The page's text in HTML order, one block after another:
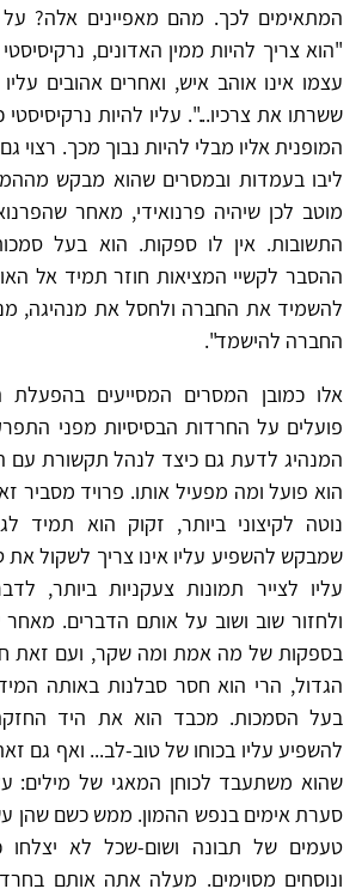
המתאימים לכך. מהם מאפיינים אלה? על
"הוא צריך להיות ממין האדונים,
עצמו אינו אוהב איש, ואחרים אהובים
ששרתו את צרכיו...". עליו להיות
המופנית אליו מבלי להיות נבוך מכך. רצוי
ליבו בעמדות ובמסרים שהוא מבקש
מוטב לכן שיהיה פרנואידי, מאחר
התשובות. אין לו ספקות. הוא בעל
ההסבר לקשיי המציאות חוזר תמיד אל
להשמיד את החברה ולחסל את מנהיגה,
החברה להישמד".
אלו כמובן המסרים המסייעים
פועלים על החרדות הבסיסיות מפני
המנהיג לדעת גם כיצד לנהל תקשורת עם
הוא פועל ומה מפעיל אותו. פרויד מסביר
נוטה לקיצוני ביותר, זקוק הוא תמיד
שמבקש להשפיע עליו אינו צריך לשקול את
עליו לצייר תמונות צעקניות ביותר,
ולחזור שוב ושוב על אותם הדברים. מאחר
בספקות של מה אמת ומה שקר, ועם זאת
הגדול, הרי הוא חסר סבלנות באותה
בעל הסמכות. מכבד הוא את היד
להשפיע עליו בכוחו של טוב-לב... ואף גם
שהוא משתעבד לכוחן המאגי של מילים:
סערת אימים בנפש ההמון. ממש כשם שהן
טעמים של תבונה ושום-שכל לא יצלחו
ונוסחים מסוימים. מעלה אתה אותם